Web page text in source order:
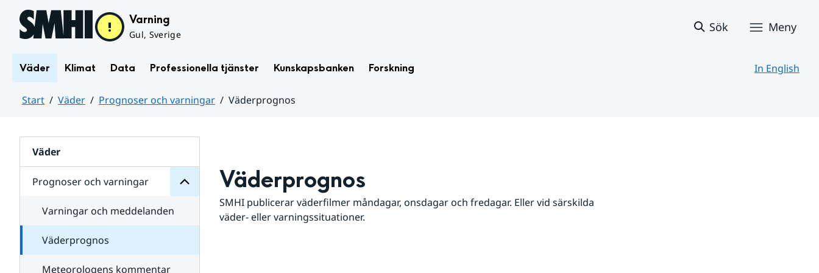
Hoppa till sidans innehåll Varning
Gul, Sverige
Sök Meny
Väder Klimat Data Professionella tjänster Kunskapsbanken Forskning In English
Start Väder Prognoser och varningar
Väderprognos
Väder
Prognoser och varningar
för
varningar
Varningar och meddelanden
Väderprognos
Meteorologens kommentar
Väderprognos
SMHI publicerar väderfilmer måndagar, onsdagar och fredagar. Eller vid särskilda
väder- eller varningssituationer.